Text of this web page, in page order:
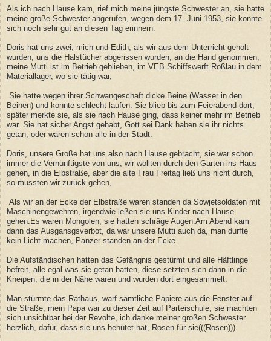
Als ich nach Hause kam, rief mich meine jüngste Schwester an, sie hatte
meine große Schwester angerufen, wegen dem 17. Juni 1953, sie konnte
sich noch sehr gut an diesen Tag erinnern.
Doris hat uns zwei, mich und Edith, als wir aus dem Unterricht geholt
wurden, uns die Halstücher abgerissen wurden, an die Hand genommen,
meine Mutti ist im Betrieb geblieben, im VEB Schiffswerft Roßlau in dem
Materiallager, wo sie tätig war,
Sie hatte wegen ihrer Schwangeschaft dicke Beine (Wasser in den
Beinen) und konnte schlecht laufen. Sie blieb bis zum Feierabend dort,
später merkte sie, als sie nach Hause ging, dass keiner mehr im Betrieb
war. Sie hat sicher Angst gehabt, Gott sei Dank haben sie ihr nichts
getan, oder waren schon alle in der Stadt.
Doris, unsere Große hat uns also nach Hause gebracht, sie war schon
immer die Vernünftigste von uns, wir wollten durch den Garten ins Haus
gehen, in die Elbstraße, aber die alte Frau Freitag ließ uns nicht durch,
so mussten wir zurück gehen,
Als wir an der Ecke der Elbstraße waren standen da Sowjetsoldaten mit
Maschinengewehren, irgendwie leßen sie uns Kinder nach Hause
gehen.Es waren Mongolen, sie hatten schräge Augen.Am Abend kam
dann das Ausgansgsverbot, da war unsere Mutti auch da, man durfte
kein Licht machen, Panzer standen an der Ecke.
Die Aufständischen hatten das Gefängnis gestürmt und alle Häftlinge
befreit, alle egal was sie getan hatten, diese setzten sich dann in die
Kneipen, die in der Nähe waren und wurden dort eingesammelt.
Man stürmte das Rathaus, warf sämtliche Papiere aus die Fenster auf
die Straße, mein Papa war zu dieser Zeit auf Parteischule, sie machten
sich unsichtbar bei der Revolte, ich danke meiner großen Schwester
herzlich, dafür, dass sie uns behütet hat, Rosen für sie(((Rosen)))